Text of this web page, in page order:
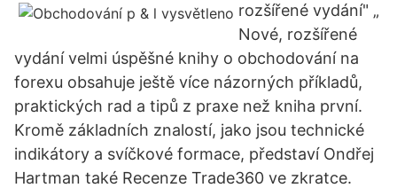
rozšířené vydání" „
Nové, rozšířené
vydání velmi úspěšné knihy o obchodování na
forexu obsahuje ještě více názorných příkladů,
praktických rad a tipů z praxe než kniha první.
Kromě základních znalostí, jako jsou technické
indikátory a svíčkové formace, představí Ondřej
Hartman také Recenze Trade360 ve zkratce.